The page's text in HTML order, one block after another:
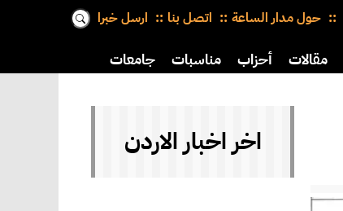
حول مدار الساعة اتصل بنا ارسل خبرا
مقالات أحزاب مناسبات جامعات
اخر اخبار الاردن